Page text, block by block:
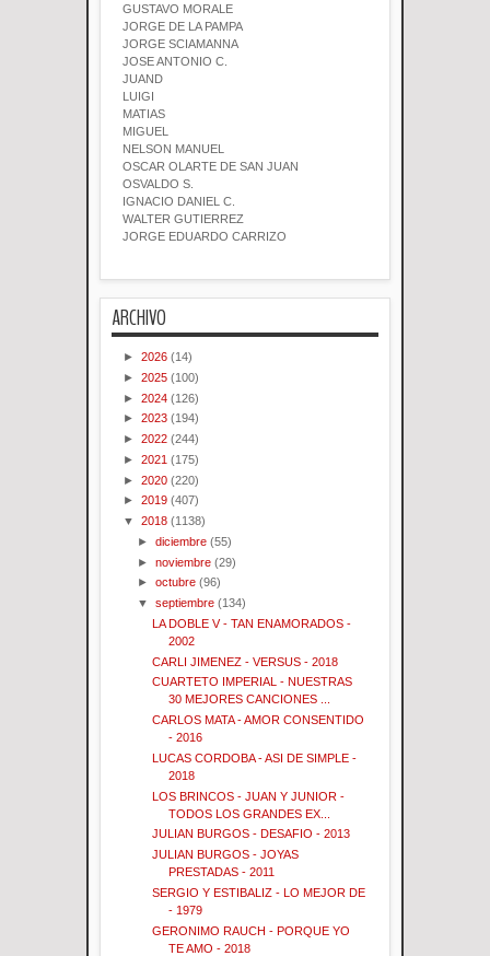
GUSTAVO MORALE
JORGE DE LA PAMPA
JORGE SCIAMANNA
JOSE ANTONIO C.
JUAND
LUIGI
MATIAS
MIGUEL
NELSON MANUEL
OSCAR OLARTE DE SAN JUAN
OSVALDO S.
IGNACIO DANIEL C.
WALTER GUTIERREZ
JORGE EDUARDO CARRIZO
ARCHIVO
► 2026 (14)
► 2025 (100)
► 2024 (126)
► 2023 (194)
► 2022 (244)
► 2021 (175)
► 2020 (220)
► 2019 (407)
▼ 2018 (1138)
►diciembre (55)
►noviembre (29)
►octubre (96)
▼septiembre (134)
LA DOBLE V - TAN ENAMORADOS -
2002
CARLI JIMENEZ - VERSUS - 2018
CUARTETO IMPERIAL - NUESTRAS
30 MEJORES CANCIONES ...
CARLOS MATA - AMOR CONSENTIDO
- 2016
LUCAS CORDOBA - ASI DE SIMPLE -
2018
LOS BRINCOS - JUAN Y JUNIOR -
TODOS LOS GRANDES EX...
JULIAN BURGOS - DESAFIO - 2013
JULIAN BURGOS - JOYAS
PRESTADAS - 2011
SERGIO Y ESTIBALIZ - LO MEJOR DE
- 1979
GERONIMO RAUCH - PORQUE YO
TE AMO - 2018